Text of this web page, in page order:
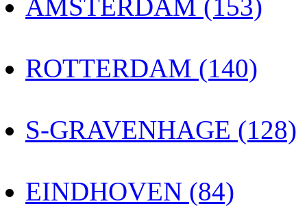
AMSTERDAM (153)
ROTTERDAM (140)
S-GRAVENHAGE (128)
EINDHOVEN (84)